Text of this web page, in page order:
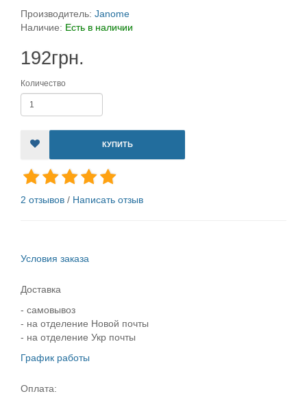
Производитель: Janome
Наличие: Есть в наличии
192грн.
Количество
КУПИТЬ
2 отзывов / Написать отзыв
Условия заказа
Доставка
- самовывоз
- на отделение Новой почты
- на отделение Укр почты
График работы
Оплата: